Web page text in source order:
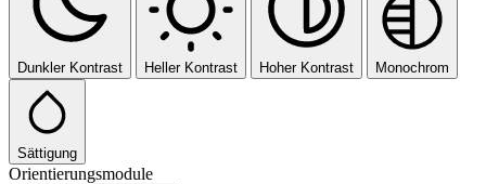
Dunkler Kontrast Heller Kontrast Hoher Kontrast Monochrom
Sättigung
Orientierungsmodule